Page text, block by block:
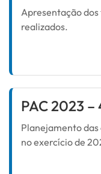
Apresentação
realizados.
PAC 2023 –
Planejamento
no exercício de